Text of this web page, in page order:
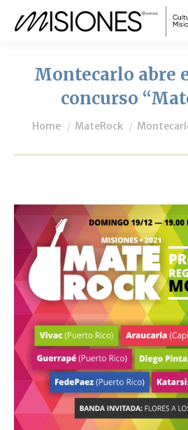
Montecarlo abre
concurso
You are here:
Home MateRock